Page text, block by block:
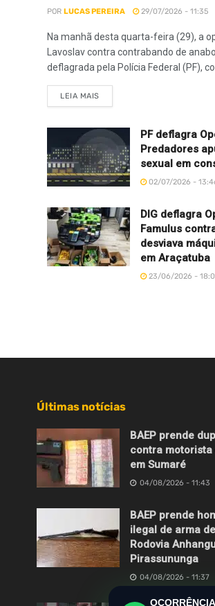
POR LUCAS PEREIRA 29/07/2026 - 11:35
Na manhã desta quarta-feira (29), a
Lavoslav contra contrabando de
deflagrada pela Polícia Federal (PF),
LEIA MAIS
PF deflagra
Predadores
sexual em
02/07/2026 -
DIG deflagra
Famulus
desviava
em Araçatuba
23/06/2026 -
Últimas notícias
BAEP prende
contra
em Sumaré
04/08/2026 - 11:43
BAEP prende
ilegal de arma
Rodovia
Pirassununga
04/08/2026 - 11:37